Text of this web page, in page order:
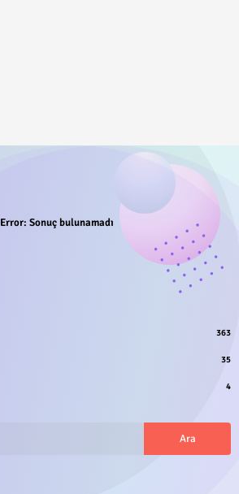
Error: Sonuç bulunamadı
363
35
4